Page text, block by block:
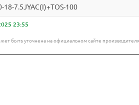
18-7.5JYAC(I)+TOS-100
23:55
быть уточнена на официальном сайте